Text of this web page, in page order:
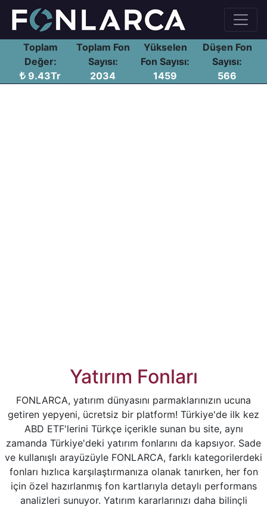
Toplam
Değer:
9.43Tr
Toplam Fon
Sayısı:
2034
Yükselen
Fon Sayısı:
1459
Düşen Fon
Sayısı:
566
Yatırım Fonları
FONLARCA, yatırım dünyasını parmaklarınızın ucuna
getiren yepyeni, ücretsiz bir platform! Türkiye'de ilk kez
ABD ETF'lerini Türkçe içerikle sunan bu site, aynı
zamanda Türkiye'deki yatırım fonlarını da kapsıyor. Sade
ve kullanışlı arayüzüyle FONLARCA, farklı kategorilerdeki
fonları hızlıca karşılaştırmanıza olanak tanırken, her fon
için özel hazırlanmış fon kartlarıyla detaylı performans
analizleri sunuyor. Yatırım kararlarınızı daha bilinçli